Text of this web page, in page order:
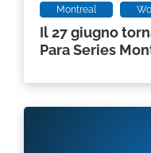
Il 27 giugno
Para Series
Montreal